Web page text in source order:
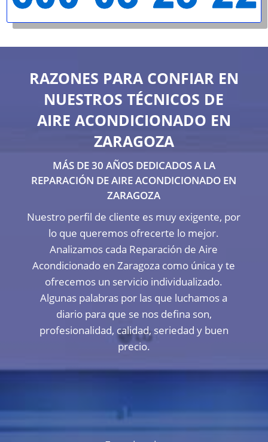
RAZONES PARA CONFIAR EN
NUESTROS TÉCNICOS DE
AIRE ACONDICIONADO EN
ZARAGOZA
MÁS DE 30 AÑOS DEDICADOS A LA
REPARACIÓN DE AIRE ACONDICIONADO EN
ZARAGOZA
Nuestro perfil de cliente es muy exigente, por
lo que queremos ofrecerte lo mejor.
Analizamos cada Reparación de Aire
Acondicionado en Zaragoza como única y te
ofrecemos un servicio individualizado.
Algunas palabras por las que luchamos a
diario para que se nos defina son,
profesionalidad, calidad, seriedad y buen
precio.